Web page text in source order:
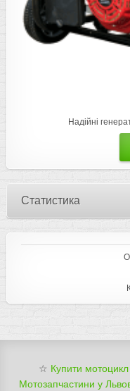
Надійні
Статистика
☆ Купити мотоцикл
Мотозапчастини у